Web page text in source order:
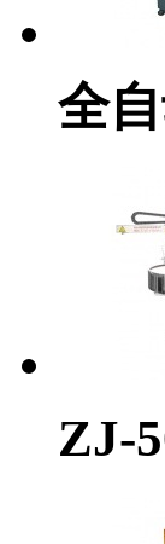
全
ZJ-